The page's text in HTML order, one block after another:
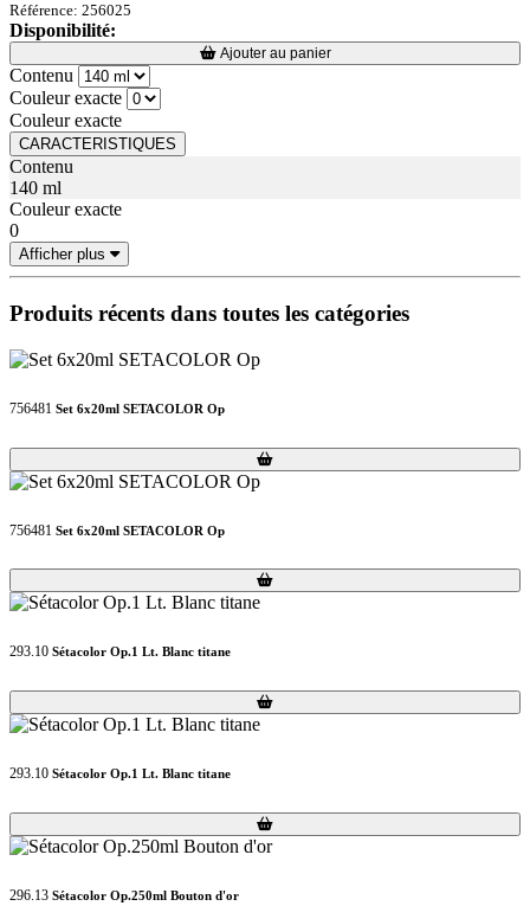
Référence: 256025
Disponibilité:
Loading...
Loading... Ajouter au panier
Contenu
Couleur exacte
Couleur exacte
CARACTERISTIQUES
Contenu
140 ml
Couleur exacte
0
Afficher plus
Produits récents dans toutes les catégories
756481 Set 6x20ml SETACOLOR Op
Loading...
Loading...
756481 Set 6x20ml SETACOLOR Op
Loading...
Loading...
293.10 Sétacolor Op.1 Lt. Blanc titane
Loading...
Loading...
293.10 Sétacolor Op.1 Lt. Blanc titane
Loading...
Loading...
296.13 Sétacolor Op.250ml Bouton d'or